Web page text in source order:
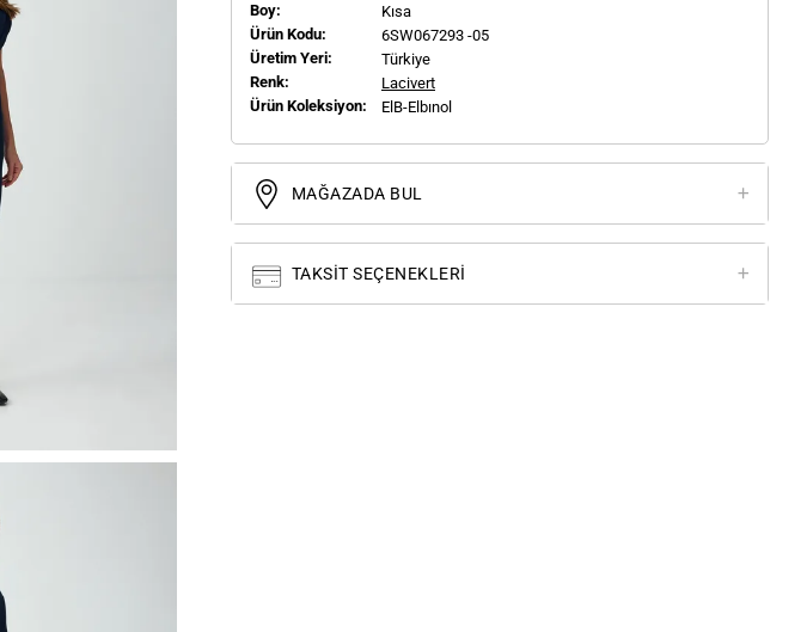
Boy:
Kısa
Ürün Kodu:
6SW067293 -05
Üretim Yeri:
Türkiye
Renk:
Lacivert
Ürün Koleksiyon:
ElB-Elbınol
MAĞAZADA BUL
TAKSIT SEÇENEKLERI